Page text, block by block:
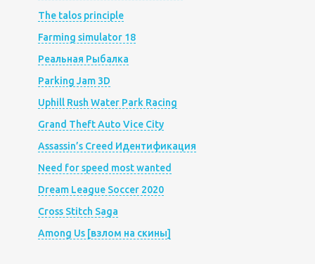
The talos principle
Farming simulator 18
Реальная Рыбалка
Parking Jam 3D
Uphill Rush Water Park Racing
Grand Theft Auto Vice City
Assassin’s Creed Идентификация
Need for speed most wanted
Dream League Soccer 2020
Cross Stitch Saga
Among Us [взлом на скины]